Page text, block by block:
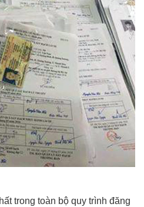
trong toàn bộ quy trình đăng